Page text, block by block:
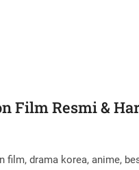
Film Resmi &
drama korea, anime,